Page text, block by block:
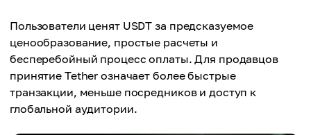
Пользователи ценят USDT за предсказуемое
ценообразование, простые расчеты и
бесперебойный процесс оплаты. Для продавцов
принятие Tether означает более быстрые
транзакции, меньше посредников и доступ к
глобальной аудитории.